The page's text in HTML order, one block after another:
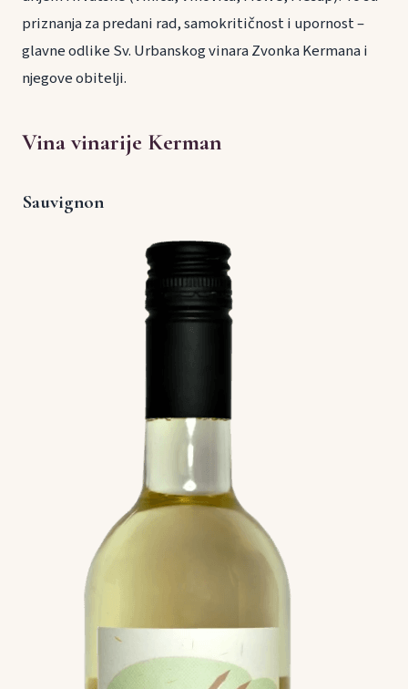
priznanja za predani rad, samokritičnost i upornost –
glavne odlike Sv. Urbanskog vinara Zvonka Kermana i
njegove obitelji.
Vina vinarije Kerman
Sauvignon